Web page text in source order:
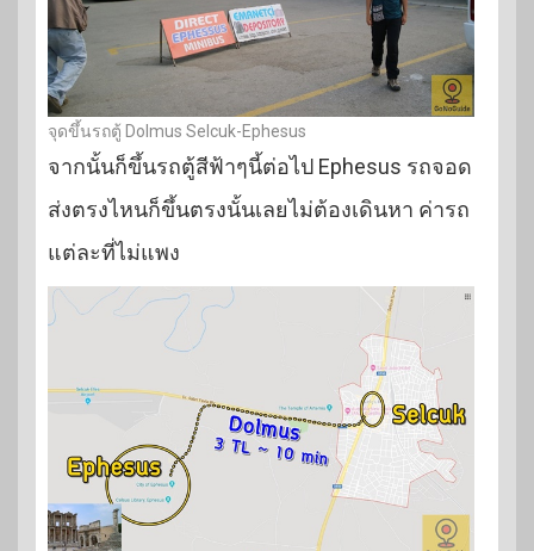
จุดขึ้นรถตู้ Dolmus Selcuk-Ephesus
จากนั้นก็ขึ้นรถตู้สีฟ้าๆนี้ต่อไป Ephesus รถจอด
ส่งตรงไหนก็ขึ้นตรงนั้นเลยไม่ต้องเดินหา ค่ารถ
แต่ละที่ไม่แพง